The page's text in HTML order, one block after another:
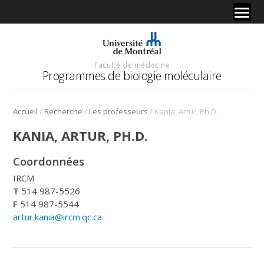
Faculté de médecine
Programmes de biologie moléculaire
Accueil / Recherche / Les professeurs / Kania, Artur, Ph.D.
KANIA, ARTUR, PH.D.
Coordonnées
IRCM
T 514 987-5526
F 514 987-5544
artur.kania@ircm.qc.ca